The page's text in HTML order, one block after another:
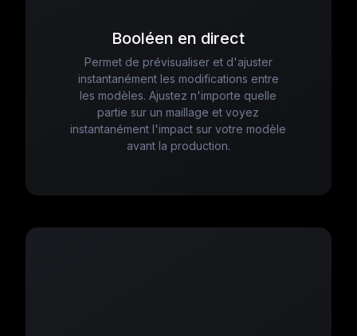
Booléen en direct
Permet de prévisualiser et d'ajuster
instantanément les modifications entre
les modèles. Ajustez n'importe quelle
partie sur un maillage et voyez
instantanément l'impact sur votre modèle
avant la production.